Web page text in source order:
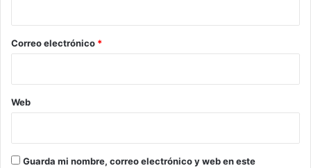
*
Correo electrónico *
Web
Guarda mi nombre, correo electrónico y web en este